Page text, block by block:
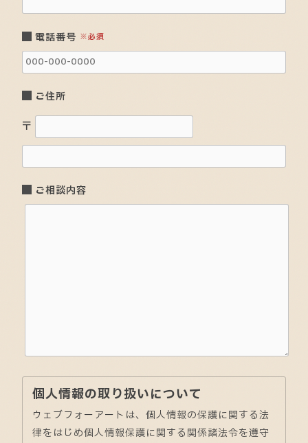
電話番号 ※必須
ご住所
〒
ご相談内容
個人情報の取り扱いについて
ウェブフォーアートは、個人情報の保護に関する法
律をはじめ個人情報保護に関する関係諸法令を遵守